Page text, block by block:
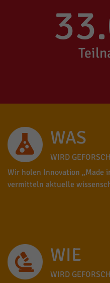
WAS
WIRD
Wir holen Innovation „Made
vermitteln aktuelle
WIE
WIRD